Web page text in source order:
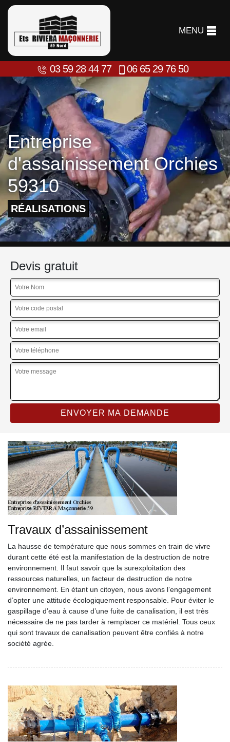
MENU
03 59 28 44 77 06 65 29 76 50
Entreprise
d'assainissement Orchies
59310
RÉALISATIONS
Devis gratuit
Travaux d’assainissement
La hausse de température que nous sommes en train de vivre
durant cette été est la manifestation de la destruction de notre
environnement. Il faut savoir que la surexploitation des
ressources naturelles, un facteur de destruction de notre
environnement. En étant un citoyen, nous avons l’engagement
d’opter une attitude écologiquement responsable. Pour éviter le
gaspillage d’eau à cause d’une fuite de canalisation, il est très
nécessaire de ne pas tarder à remplacer ce matériel. Tous ceux
qui sont travaux de canalisation peuvent être confiés à notre
société agrée.